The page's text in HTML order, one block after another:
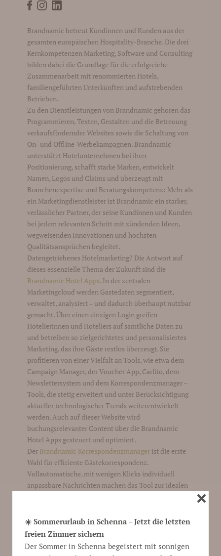
☀️ Sommerurlaub in Schenna – Jetzt die letzten
freien Zimmer sichern
Der Sommer in Schenna begeistert mit sonnigen
Brandnamic betreut Kundinnen und Kunden aus der
gesamten europäischen Hospitality-Branche. Die drei
Kernkompetenzen Marketing, Software und Consulting
bilden dabei die Grundlage für die erfolgreiche
Zusammenarbeit mit renommierten Hotels,
familiengeführten Unterkünften und aufstrebenden
Betrieben.
Zu den Dienstleistungen von Brandnamic gehören das
Programmieren, Texten, Gestalten und die Betreuung
verkaufsfördernder Websites sowie die Schaltung von
On- und Offline-Werbekampagnen. Brandnamic
unterstützt Hotelunternehmen bei ihrer
Positionierung, schafft starke Marken, entwickelt
Namen, Logos und Claims und überzeugt mit
Branchenexpertise und Beratungskompetenz: Mehr als
ein Marketingdienstleister ist Brandnamic ein starker,
verlässlicher Partner, der seine Kundinnen und Kunden
bei jedem relevanten Schritt mit zündenden Ideen,
wegweisenden Innovationen und höchsten
Qualitätsansprüchen begleitet.
Datengetriebenes Hotelmarketing? Die Antwort auf
dieses essenzielle Thema der Zukunft sind die
Brandnamic Hotel Apps. In der zentralen
Marketingcloud werden Gästedaten segmentiert,
verwaltet, analysiert – und dadurch überhaupt nutzbar
gemacht. Über einen einzigen Login greifen
Hotelierinnen und Hoteliers auf sämtliche Daten zu
und betreiben so zielgerichtetes und personalisiertes
Marketing, das ihre Gäste restlos überzeugt. Sie
profitieren von einer Vielfalt an Tools, wie etwa dem
Campaign Manager, der Voucher App, Carlito, dem
Newslettersystem und dem Korrespondenzmanager –
Tools, die stetig erweitert und unter Berücksichtigung
aktueller technologischer Trends weiterentwickelt
werden. Auch auf dieser Website wird
buchungsrelevanter Content über die Brandnamic
Hotel Apps gesteuert und optimiert.
Der Brandnamic Korrespondenzmanager ist die erste
Wahl für effiziente Gästekorrespondenz.
Vollautomatische, mit wenigen Klicks individuell
anpassbare Nachrichten machen das Tool zur idealen